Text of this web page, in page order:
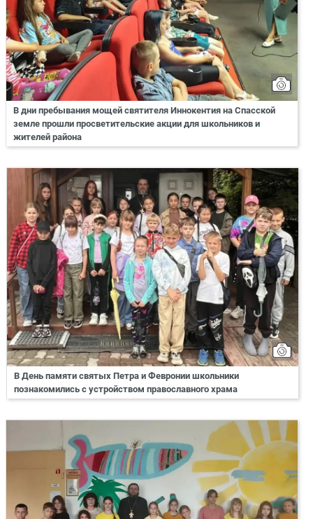
В дни пребывания мощей святителя Иннокентия на Спасской
земле прошли просветительские акции для школьников и
жителей района
В День памяти святых Петра и Февронии школьники
познакомились с устройством православного храма